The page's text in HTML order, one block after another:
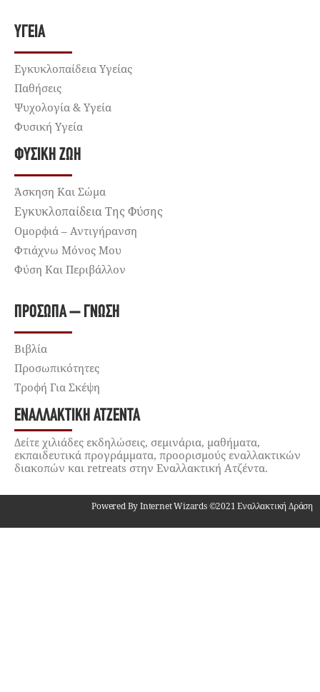
ΥΓΕΊΑ
Εγκυκλοπαίδεια Υγείας
Παθήσεις
Ψυχολογία & Υγεία
Φυσική Υγεία
ΦΥΣΙΚΉ ΖΩΉ
Άσκηση Και Σώμα
Εγκυκλοπαίδεια Της Φύσης
Ομορφιά – Αντιγήρανση
Φτιάχνω Μόνος Μου
Φύση Και Περιβάλλον
ΠΡΌΣΩΠΑ – ΓΝΏΣΗ
Βιβλία
Προσωπικότητες
Τροφή Για Σκέψη
ΕΝΑΛΛΑΚΤΙΚΉ ΑΤΖΈΝΤΑ
Δείτε χιλιάδες εκδηλώσεις, σεμινάρια, μαθήματα,
εκπαιδευτικά προγράμματα, προορισμούς εναλλακτικών
διακοπών και retreats στην Εναλλακτική Ατζέντα.
Powered By Internet Wizards ©2021 Εναλλακτική Δράση